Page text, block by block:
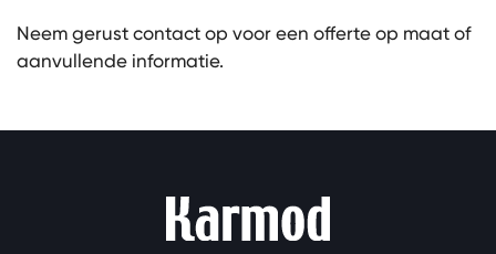
Neem gerust contact op voor een offerte op maat of
aanvullende informatie.